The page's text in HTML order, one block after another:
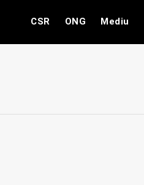
CSR ONG Mediu